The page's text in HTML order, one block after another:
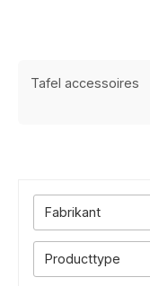
Tafel accessoires
Fabrikant
Producttype